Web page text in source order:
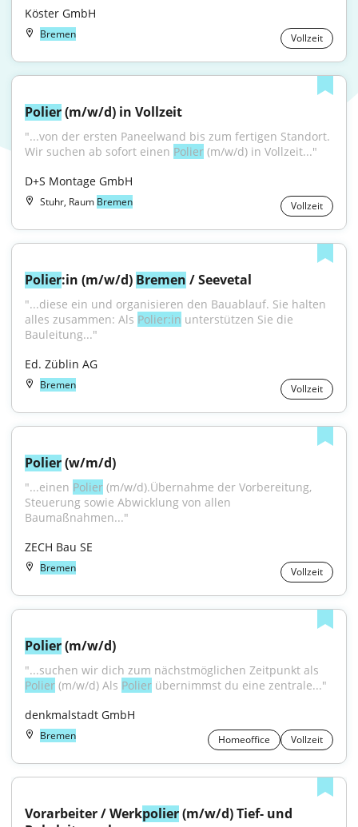
Köster GmbH
Bremen Vollzeit
Polier (m/w/d) in Vollzeit
"...von der ersten Paneelwand bis zum fertigen Standort.
Wir suchen ab sofort einen Polier (m/w/d) in Vollzeit..."
D+S Montage GmbH
Stuhr, Raum Bremen Vollzeit
Polier:in (m/w/d) Bremen / Seevetal
"...diese ein und organisieren den Bauablauf. Sie halten
alles zusammen: Als Polier:in unterstützen Sie die
Bauleitung..."
Ed. Züblin AG
Bremen Vollzeit
Polier (w/m/d)
"...einen Polier (m/w/d).Übernahme der Vorbereitung,
Steuerung sowie Abwicklung von allen
Baumaßnahmen..."
ZECH Bau SE
Bremen Vollzeit
Polier (m/w/d)
Polier (m/w/d) Als Polier übernimmst du eine zentrale..."
denkmalstadt GmbH
Bremen Homeoffice Vollzeit
Vorarbeiter / Werkpolier (m/w/d) Tief- und